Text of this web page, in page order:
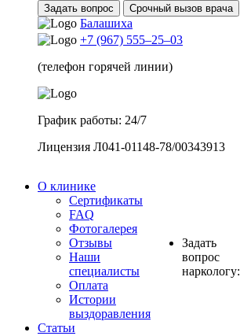
Задать вопрос Срочный вызов врача
Балашиха
+7 (967) 555–25–03
(телефон горячей линии)
График работы: 24/7
Лицензия Л041-01148-78/00343913
О клинике
Сертификаты
FAQ
Фотогалерея
Отзывы
Наши
специалисты
Оплата
Истории
выздоравления
Статьи
Задать
вопрос
наркологу: